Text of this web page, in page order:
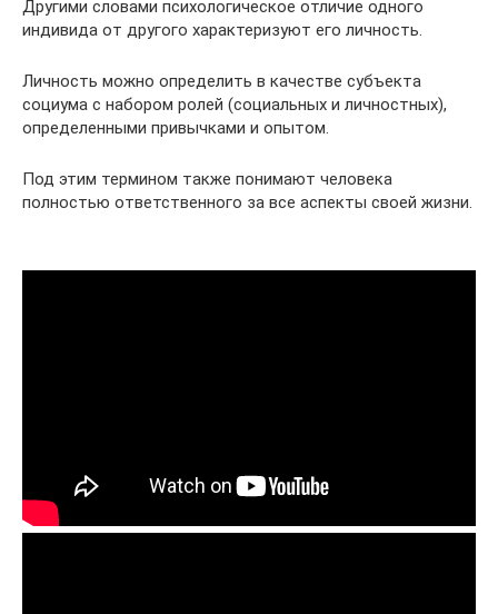
Другими словами психологическое отличие одного
индивида от другого характеризуют его личность.
Личность можно определить в качестве субъекта
социума с набором ролей (социальных и личностных),
определенными привычками и опытом.
Под этим термином также понимают человека
полностью ответственного за все аспекты своей жизни.